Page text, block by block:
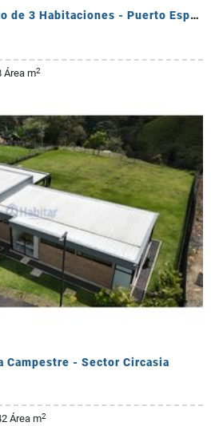
Se Arrienda Apartamento de 3 Habitaciones - Puerto Espejo
Área m2
Campestre - Sector Circasia
Área m2